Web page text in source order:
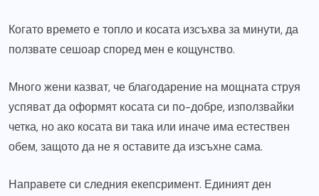
Когато времето е топло и косата изсъхва за минути, да
ползвате сешоар според мен е кощунство.
Много жени казват, че благодарение на мощната струя
успяват да оформят косата си по-добре, използвайки
четка, но ако косата ви така или иначе има естествен
обем, защото да не я оставите да изсъхне сама.
Направете си следния екепсримент. Единият ден